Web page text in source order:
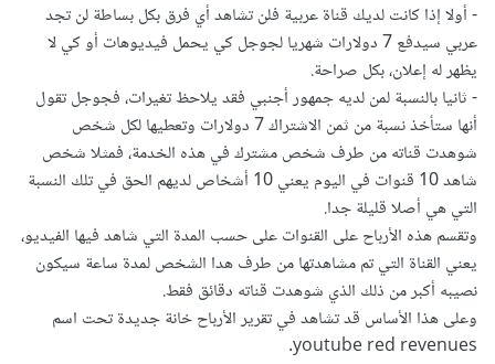
- أولا إذا كانت لديك قناة عربية فلن تشاهد أي فرق بكل بساطة لن تجد
عربي سيدفع 7 دولارات شهريا لجوجل كي يحمل فيديوهات أو كي لا
يظهر له إعلان، بكل صراحة.
- ثانيا بالنسبة لمن لديه جمهور أجنبي فقد يلاحظ تغيرات، فجوجل تقول
أنها ستأخذ نسبة من ثمن الاشتراك 7 دولارات وتعطيها لكل شخص
شوهدت قناته من طرف شخص مشترك في هذه الخدمة، فمثلا شخص
شاهد 10 قنوات في اليوم يعني 10 أشخاص لديهم الحق في تلك النسبة
التي هي أصلا قليلة جدا.
وتقسم هذه الأرباح على القنوات على حسب المدة التي شاهد فيها الفيديو،
يعني القناة التي تم مشاهدتها من طرف هدا الشخص لمدة ساعة سيكون
نصيبه أكبر من ذلك الذي شوهدت قناته دقائق فقط.
وعلى هذا الأساس قد تشاهد في تقرير الأرباح خانة جديدة تحت اسم
youtube red revenues.